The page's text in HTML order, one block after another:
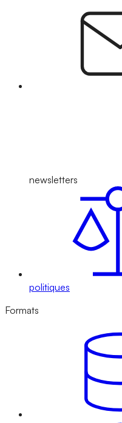
newsletters
politiques
Formats